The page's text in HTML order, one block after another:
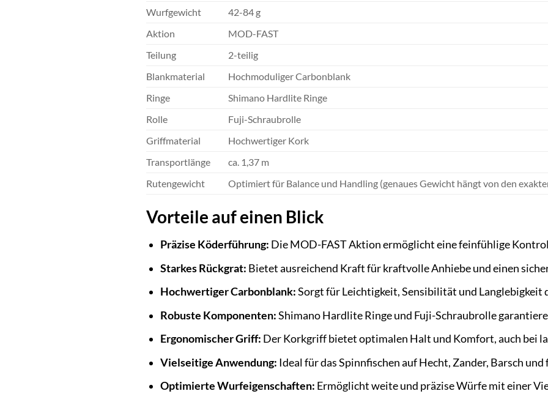
Wurfgewicht
42-84 g
Aktion
MOD-FAST
Teilung
2-teilig
Blankmaterial
Hochmoduliger Carbonblank
Ringe
Shimano Hardlite Ringe
Rolle
Fuji-Schraubrolle
Griffmaterial
Hochwertiger Kork
Transportlänge
ca. 1,37 m
Rutengewicht
Optimiert für Balance und Handling (genaues Gewicht hängt von den
Vorteile auf einen Blick
Präzise Köderführung: Die MOD-FAST Aktion ermöglicht eine feinfühlige
Starkes Rückgrat: Bietet ausreichend Kraft für kraftvolle Anhiebe und einen
Hochwertiger Carbonblank:Sorgt für Leichtigkeit, Sensibilität und Langlebigkeit
Robuste Komponenten:Shimano Hardlite Ringe und Fuji-Schraubrolle
Ergonomischer Griff: Der Korkgriff bietet optimalen Halt und Komfort, auch bei
Vielseitige Anwendung: Ideal für das Spinnfischen auf Hecht, Zander, Barsch
Optimierte Wurfeigenschaften: Ermöglicht weite und präzise Würfe mit einer